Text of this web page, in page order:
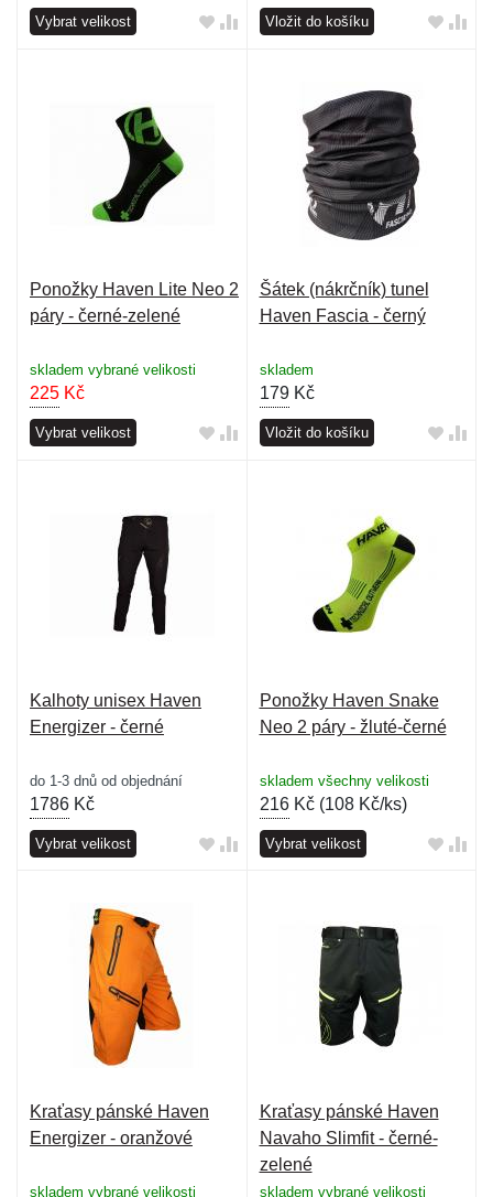
Vybrat velikost Vložit do košíku
Ponožky Haven Lite Neo 2
páry - černé-zelené
skladem vybrané velikosti
225 Kč
Vybrat velikost
Šátek (nákrčník) tunel
Haven Fascia - černý
skladem
179Kč
Vložit do košíku
Kalhoty unisex Haven
Energizer - černé
do 1-3 dnů od objednání
1786 Kč
Vybrat velikost
Ponožky Haven Snake
Neo 2 páry - žluté-černé
skladem všechny velikosti
216Kč (108 Kč/ks)
Vybrat velikost
Kraťasy pánské Haven
Energizer - oranžové
skladem vybrané velikosti
Kraťasy pánské Haven
Navaho Slimfit - černé-
zelené
skladem vybrané velikosti